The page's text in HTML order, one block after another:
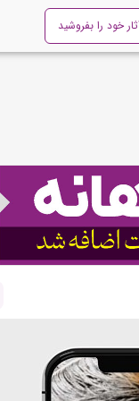
خود را بفروشید